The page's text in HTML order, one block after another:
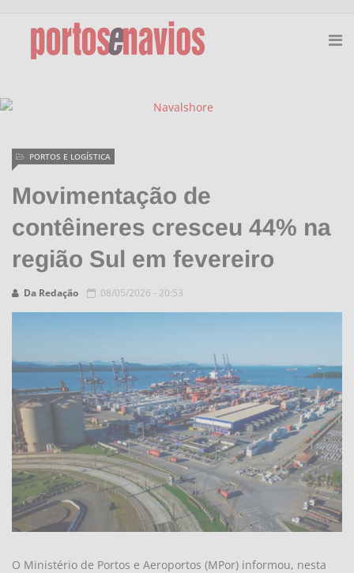
Movimentação de
contêineres cresceu 44% na
região Sul em fevereiro
Da Redação
PORTOS E LOGÍSTICA
08/05/2026 - 20:53
O Ministério de Portos e Aeroportos (MPor) informou, nesta